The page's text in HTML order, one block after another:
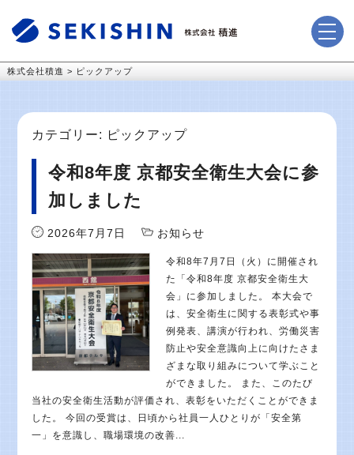
株式会社積進 > ピックアップ
カテゴリー: ピックアップ
令和8年度 京都安全衛生大会に参
加しました
2026年7月7日 お知らせ
令和8年7月7日（火）に開催され
た「令和8年度 京都安全衛生大
会」に参加しました。 本大会で
は、安全衛生に関する表彰式や事
例発表、講演が行われ、労働災害
防止や安全意識向上に向けたさま
ざまな取り組みについて学ぶこと
ができました。 また、このたび
当社の安全衛生活動が評価され、表彰をいただくことができま
した。 今回の受賞は、日頃から社員一人ひとりが「安全第
一」を意識し、職場環境の改善...